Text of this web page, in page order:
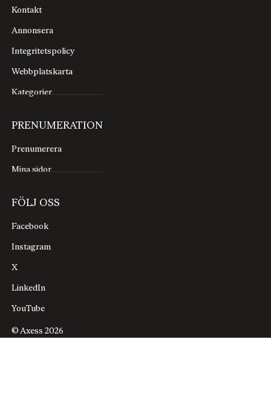
Kontakt
Annonsera
Integritetspolicy
Webbplatskarta
Kategorier
PRENUMERATION
Prenumerera
Mina sidor
FÖLJ OSS
Facebook
Instagram
X
LinkedIn
YouTube
© Axess 2026